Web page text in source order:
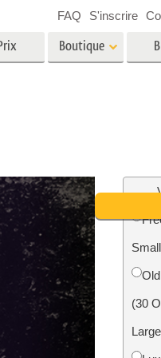
immobilière
Services de restauration
Boutique
FAQ S'inscrire
(30